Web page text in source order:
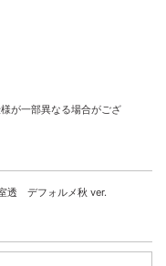
が一部異なる場合がござ
透 デフォルメ秋 ver.